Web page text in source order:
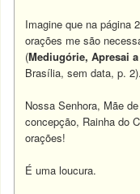
Imagine que na página
orações me são
(Mediugórie, Apresai
Brasília, sem data, p. 2).
Nossa Senhora, Mãe
concepção, Rainha do
orações!
É uma loucura.